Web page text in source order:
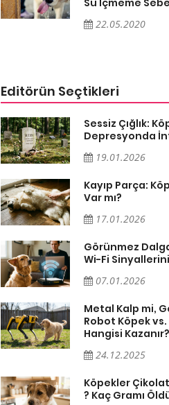
22.05.2020
Editörün Seçtikleri
Sessiz Çığlık:
Depresyonda
19.01.2026
Kayıp Parça:
Var mı?
17.01.2026
Görünmez
Wi-Fi
07.01.2026
Metal Kalp mi,
Robot Köpek
Hangisi Kazanır?
24.12.2025
Köpekler
? Kaç Gramı